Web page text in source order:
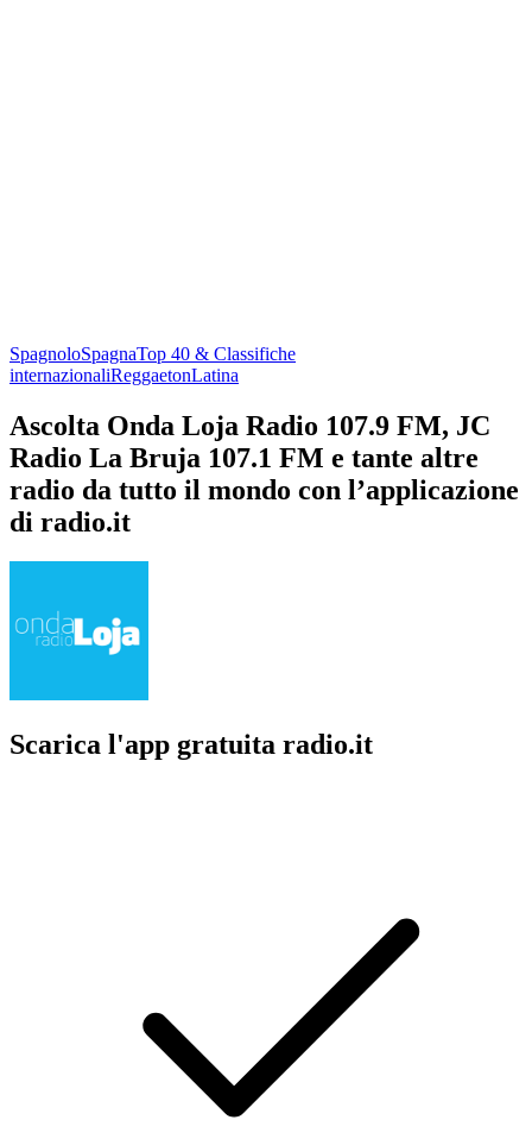
SpagnoloSpagnaTop 40 & Classifiche
internazionaliReggaetonLatina
Ascolta Onda Loja Radio 107.9 FM, JC
Radio La Bruja 107.1 FM e tante altre
radio da tutto il mondo con l’applicazione
di radio.it
Scarica l'app gratuita radio.it